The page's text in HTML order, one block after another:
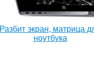
Разбит экран, матрица
ноутбука